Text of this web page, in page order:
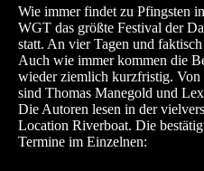
Wie immer findet zu Pfingsten
WGT das größte Festival der
statt. An vier Tagen und
Auch wie immer kommen die
wieder ziemlich kurzfristig.
sind Thomas Manegold und
Die Autoren lesen in der
Location Riverboat. Die
Termine im Einzelnen: